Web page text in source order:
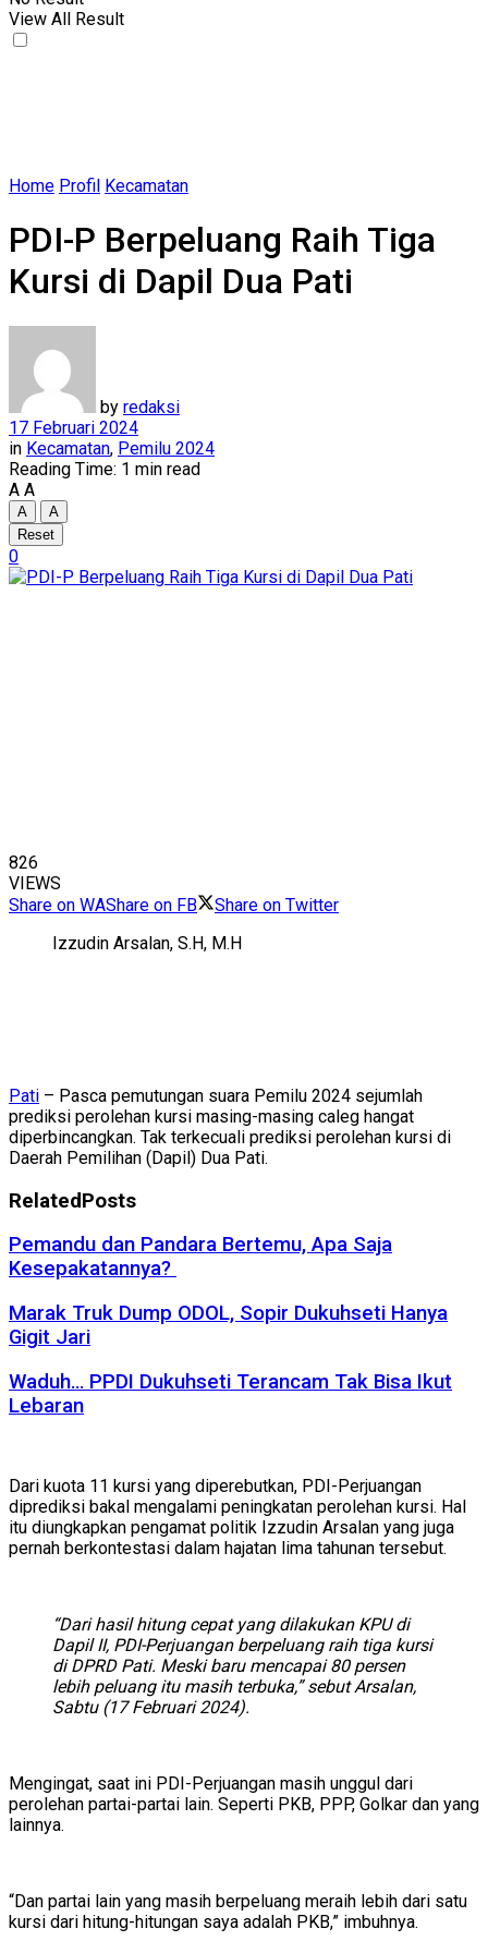
View All Result
Home Profil Kecamatan
PDI-P Berpeluang Raih Tiga
Kursi di Dapil Dua Pati
by redaksi
17 Februari 2024
in Kecamatan, Pemilu 2024
Reading Time: 1 min read
A A
A
A
Reset
0
826
VIEWS
Share on WAShare on FB
Share on Twitter
Izzudin Arsalan, S.H, M.H
Pati – Pasca pemutungan suara Pemilu 2024 sejumlah
prediksi perolehan kursi masing-masing caleg hangat
diperbincangkan. Tak terkecuali prediksi perolehan kursi di
Daerah Pemilihan (Dapil) Dua Pati.
RelatedPosts
Pemandu dan Pandara Bertemu, Apa Saja
Kesepakatannya?
Marak Truk Dump ODOL, Sopir Dukuhseti Hanya
Gigit Jari
Waduh… PPDI Dukuhseti Terancam Tak Bisa Ikut
Lebaran
Dari kuota 11 kursi yang diperebutkan, PDI-Perjuangan
diprediksi bakal mengalami peningkatan perolehan kursi. Hal
itu diungkapkan pengamat politik Izzudin Arsalan yang juga
pernah berkontestasi dalam hajatan lima tahunan tersebut.
“Dari hasil hitung cepat yang dilakukan KPU di
Dapil II, PDI-Perjuangan berpeluang raih tiga kursi
di DPRD Pati. Meski baru mencapai 80 persen
lebih peluang itu masih terbuka,” sebut Arsalan,
Sabtu (17 Februari 2024).
Mengingat, saat ini PDI-Perjuangan masih unggul dari
perolehan partai-partai lain. Seperti PKB, PPP, Golkar dan yang
lainnya.
“Dan partai lain yang masih berpeluang meraih lebih dari satu
kursi dari hitung-hitungan saya adalah PKB,” imbuhnya.